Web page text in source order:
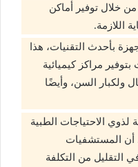
خلال توفير أماكن
اللازمة.
بأحدث التقنيات، هذا
مراكز كيميائية
ولكبار السن، وأيضًا
الاحتياجات الطبية
أن المستشفيات
التقليل من التكلفة